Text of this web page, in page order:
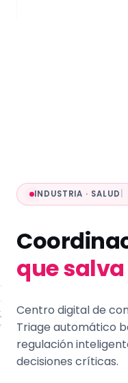
INDUSTRIA · SALUD
que
Centro digital de
Triage automático
regulación
decisiones críticas.